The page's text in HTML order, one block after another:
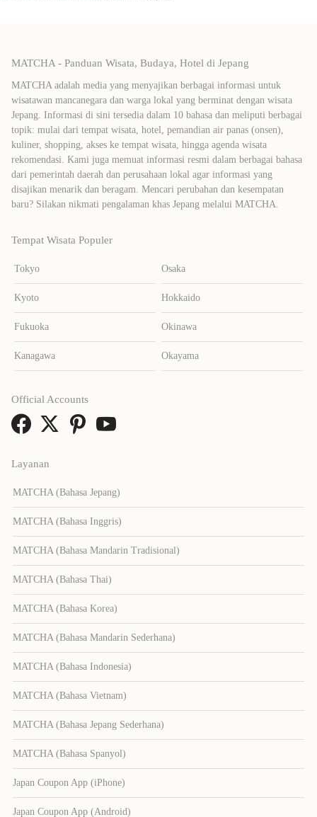
MATCHA - Panduan Wisata, Budaya, Hotel di Jepang
MATCHA adalah media yang menyajikan berbagai informasi untuk
wisatawan mancanegara dan warga lokal yang berminat dengan wisata
Jepang. Informasi di sini tersedia dalam 10 bahasa dan meliputi berbagai
topik: mulai dari tempat wisata, hotel, pemandian air panas (onsen),
kuliner, shopping, akses ke tempat wisata, hingga agenda wisata
rekomendasi. Kami juga memuat informasi resmi dalam berbagai bahasa
dari pemerintah daerah dan perusahaan lokal agar informasi yang
disajikan menarik dan beragam. Mencari perubahan dan kesempatan
baru? Silakan nikmati pengalaman khas Jepang melalui MATCHA.
Tempat Wisata Populer
Tokyo Osaka
Kyoto Hokkaido
Fukuoka Okinawa
Kanagawa Okayama
Layanan
MATCHA (Bahasa Jepang)
MATCHA (Bahasa Inggris)
MATCHA (Bahasa Mandarin Tradisional)
MATCHA (Bahasa Thai)
MATCHA (Bahasa Korea)
MATCHA (Bahasa Mandarin Sederhana)
MATCHA (Bahasa Indonesia)
MATCHA (Bahasa Vietnam)
MATCHA (Bahasa Jepang Sederhana)
MATCHA (Bahasa Spanyol)
Japan Coupon App (iPhone)
Japan Coupon App (Android)
Official Accounts